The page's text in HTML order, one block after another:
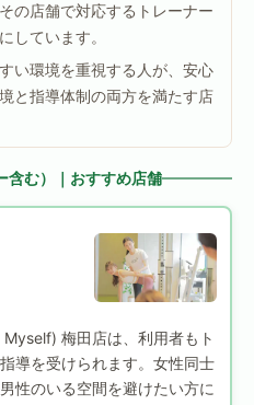
の店舗で対応するトレーナー
しています。
い環境を重視する人が、安心
と指導体制の両方を満たす店
含む）｜おすすめ店舗
梅田店は、利用者もト
導を受けられます。女性同士
性のいる空間を避けたい方に